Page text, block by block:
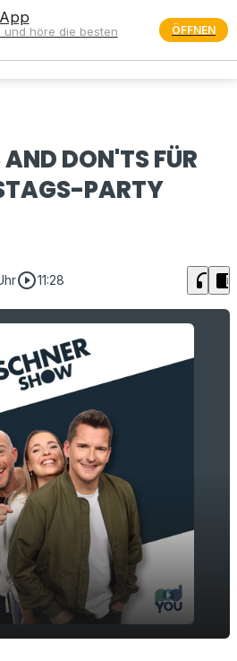
menu
AND DON'TS FÜR
PARTY
play_circle_outline11:28 headphones chrome_reader_mode
und höre die besten
ÖFFNEN